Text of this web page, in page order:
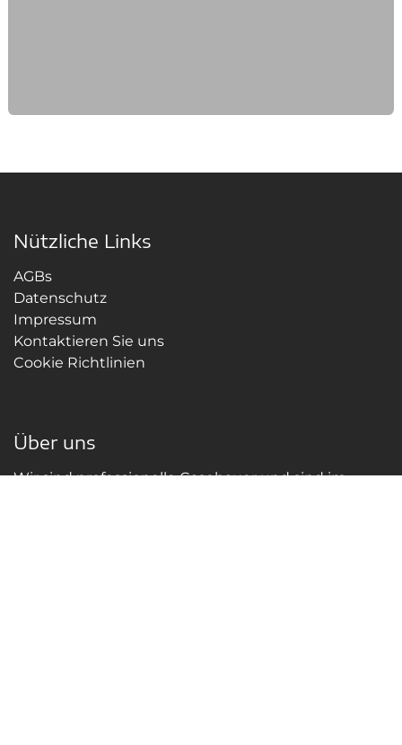
Nützliche Links
AGBs
Datenschutz
Impressum
Kontaktieren Sie uns
Cookie Richtlinien
Über uns
Wir sind professionelle Casebauer und sind im